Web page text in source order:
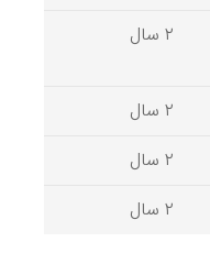
۲ سال
۲ سال
۲ سال
۲ سال